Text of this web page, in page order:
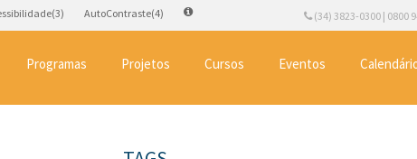
AutoContraste(4) (34) 3823-0300 | 0800
Programas Projetos Cursos Eventos